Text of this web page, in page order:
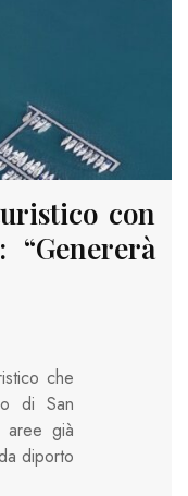
con
“Genererà
che
di San
aree già
diporto